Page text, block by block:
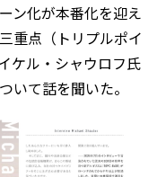
ン化が本番化を迎え
重点（トリプルポイ
ケル・シャウロフ氏
いて話を聞いた。